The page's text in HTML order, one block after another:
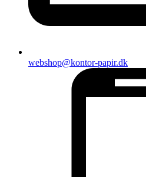
webshop@kontor-papir.dk